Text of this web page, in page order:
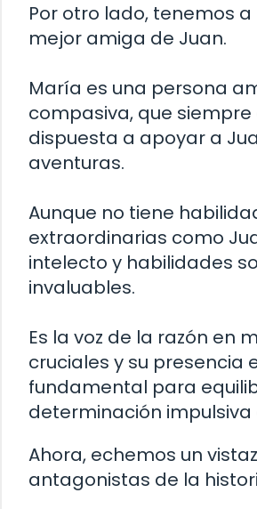
Por otro lado, tenemos a
mejor amiga de Juan.
María es una persona
compasiva, que siempre
dispuesta a apoyar a
aventuras.
Aunque no tiene
extraordinarias como
intelecto y habilidades
invaluables.
Es la voz de la razón en
cruciales y su presencia
fundamental para
determinación impulsiva
Ahora, echemos un
antagonistas de la